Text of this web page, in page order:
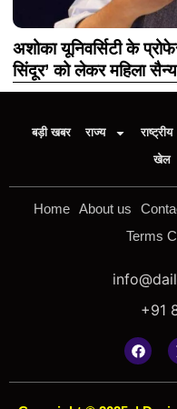
अशोका यूनिवर्सिटी के
सिंदूर’ को लेकर महिला
बड़ी खबर राज्य राष्ट्रीय
खेल
Home About us
Terms
+91